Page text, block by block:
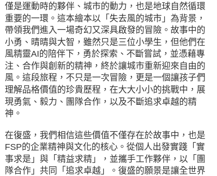
僅是運動時的夥伴、城市的動力，也是地球自然循環
重要的一環。這本繪本以「失去風的城市」為背景，
帶領我們進入一場奇幻又深具啟發的冒險。故事中的
小勇、晴晴與大智，雖然只是三位小學生，但他們在
風精靈AI的陪伴下，勇於探索、不斷嘗試，並憑藉專
注、合作與創新的精神，終於讓城市重新迎來自由的
風。這段旅程，不只是一次冒險，更是一個讓孩子們
理解品格價值的珍貴歷程，在大大小小的挑戰中，展
現勇氣、毅力、團隊合作，以及不斷追求卓越的精
神。
在復盛，我們相信這些價值不僅存在於故事中，也是
FSP的企業精神與文化的核心。從個人出發實踐「實
事求是」與「精益求精」，並攜手工作夥伴，以「團
隊合作」共同「追求卓越」。復盛的願景是讓全世界